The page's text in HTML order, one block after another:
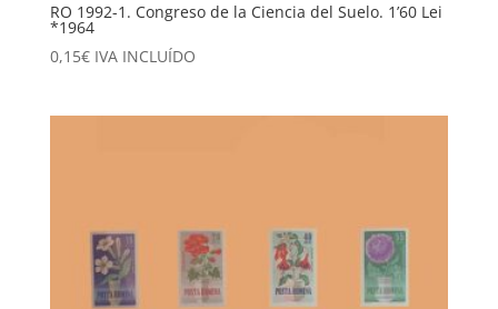
RO 1992-1. Congreso de la Ciencia del Suelo. 1’60 Lei
*1964
0,15€ IVA INCLUÍDO